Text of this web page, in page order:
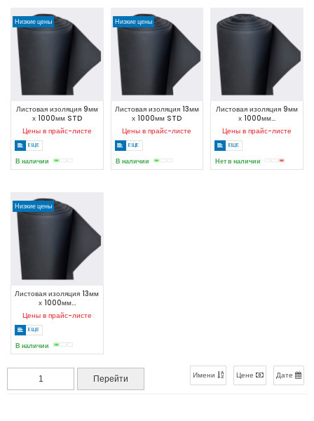
Низкие цены
Листовая изоляция 9мм
х 1000мм STD
Цены в прайс-листе
ЕЩЕ
В наличии
Низкие цены
Листовая изоляция 13мм
х 1000мм STD
Цены в прайс-листе
ЕЩЕ
В наличии
Листовая изоляция 9мм
х 1000мм...
Цены в прайс-листе
ЕЩЕ
Нет в наличии
Низкие цены
Листовая изоляция 13мм
х 1000мм...
Цены в прайс-листе
ЕЩЕ
В наличии
Имени Цене Дате